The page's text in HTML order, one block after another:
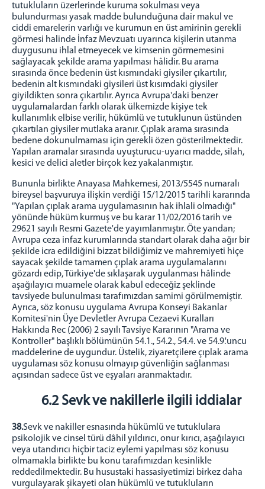
tutukluların üzerlerinde kuruma sokulması veya
bulundurması yasak madde bulunduğuna dair makul ve
ciddi emarelerin varlığı ve kurumun en üst amirinin gerekli
görmesi halinde İnfaz Mevzuatı uyarınca kişilerin utanma
duygusunu ihlal etmeyecek ve kimsenin görmemesini
sağlayacak şekilde arama yapılması hâlidir. Bu arama
sırasında önce bedenin üst kısmındaki giysiler çıkartılır,
bedenin alt kısmındaki giysileri üst kısımdaki giysiler
giyildikten sonra çıkartılır. Ayrıca Avrupa'daki benzer
uygulamalardan farklı olarak ülkemizde kişiye tek
kullanımlık elbise verilir, hükümlü ve tutuklunun üstünden
çıkartılan giysiler mutlaka aranır. Çıplak arama sırasında
bedene dokunulmaması için gerekli özen gösterilmektedir.
Yapılan aramalar sırasında uyuşturucu-uyarıcı madde, silah,
kesici ve delici aletler birçok kez yakalanmıştır.
Bununla birlikte Anayasa Mahkemesi, 2013/5545 numaralı
bireysel başvuruya ilişkin verdiği 15/12/2015 tarihli kararında
"Yapılan çıplak arama uygulamasının hak ihlali olmadığı"
yönünde hüküm kurmuş ve bu karar 11/02/2016 tarih ve
29621 sayılı Resmi Gazete'de yayımlanmıştır. Öte yandan;
Avrupa ceza infaz kurumlarında standart olarak daha ağır bir
şekilde icra edildiğini bizzat bildiğimiz ve mahremiyeti hiçe
sayacak şekilde tamamen çıplak arama uygulamalarını
gözardı edip, Türkiye'de sıklaşarak uygulanması hâlinde
aşağılayıcı muamele olarak kabul edeceğiz şeklinde
tavsiyede bulunulması tarafımızdan samimi görülmemiştir.
Ayrıca, söz konusu uygulama Avrupa Konseyi Bakanlar
Komitesi'nin Üye Devletler Avrupa Cezaevi Kuralları
Hakkında Rec (2006) 2 sayılı Tavsiye Kararının "Arama ve
Kontroller" başlıklı bölümünün 54.1., 54.2., 54.4. ve 54.9.'uncu
maddelerine de uygundur. Üstelik, ziyaretçilere çıplak arama
uygulaması söz konusu olmayıp güvenliğin sağlanması
açısından sadece üst ve eşyaları aranmaktadır.
6.2 Sevk ve nakillerle ilgili iddialar
38.Sevk ve nakiller esnasında hükümlü ve tutuklulara
psikolojik ve cinsel türü dâhil yıldırıcı, onur kırıcı, aşağılayıcı
veya utandırıcı hiçbir taciz eylemi yapılması söz konusu
olmamakla birlikte bu konu tarafımızdan kesinlikle
reddedilmektedir. Bu husustaki hassasiyetimizi birkez daha
vurgulayarak şikayeti olan hükümlü ve tutukluların